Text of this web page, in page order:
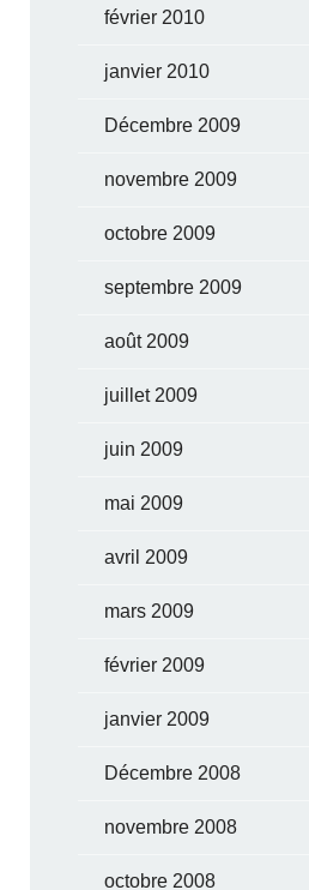
février 2010
janvier 2010
Décembre 2009
novembre 2009
octobre 2009
septembre 2009
août 2009
juillet 2009
juin 2009
mai 2009
avril 2009
mars 2009
février 2009
janvier 2009
Décembre 2008
novembre 2008
octobre 2008